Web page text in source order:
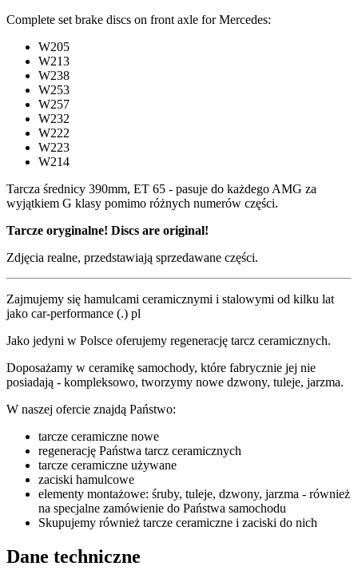
Complete set brake discs on front axle for Mercedes:
W205
W213
W238
W253
W257
W232
W222
W223
W214
Tarcza średnicy 390mm, ET 65 - pasuje do każdego AMG za
wyjątkiem G klasy pomimo różnych numerów części.
Tarcze oryginalne! Discs are original!
Zdjęcia realne, przedstawiają sprzedawane części.
Zajmujemy się hamulcami ceramicznymi i stalowymi od kilku lat
jako car-performance (.) pl
Jako jedyni w Polsce oferujemy regenerację tarcz ceramicznych.
Doposażamy w ceramikę samochody, które fabrycznie jej nie
posiadają - kompleksowo, tworzymy nowe dzwony, tuleje, jarzma.
W naszej ofercie znajdą Państwo:
tarcze ceramiczne nowe
regenerację Państwa tarcz ceramicznych
tarcze ceramiczne używane
zaciski hamulcowe
elementy montażowe: śruby, tuleje, dzwony, jarzma - również
na specjalne zamówienie do Państwa samochodu
Skupujemy również tarcze ceramiczne i zaciski do nich
Dane techniczne